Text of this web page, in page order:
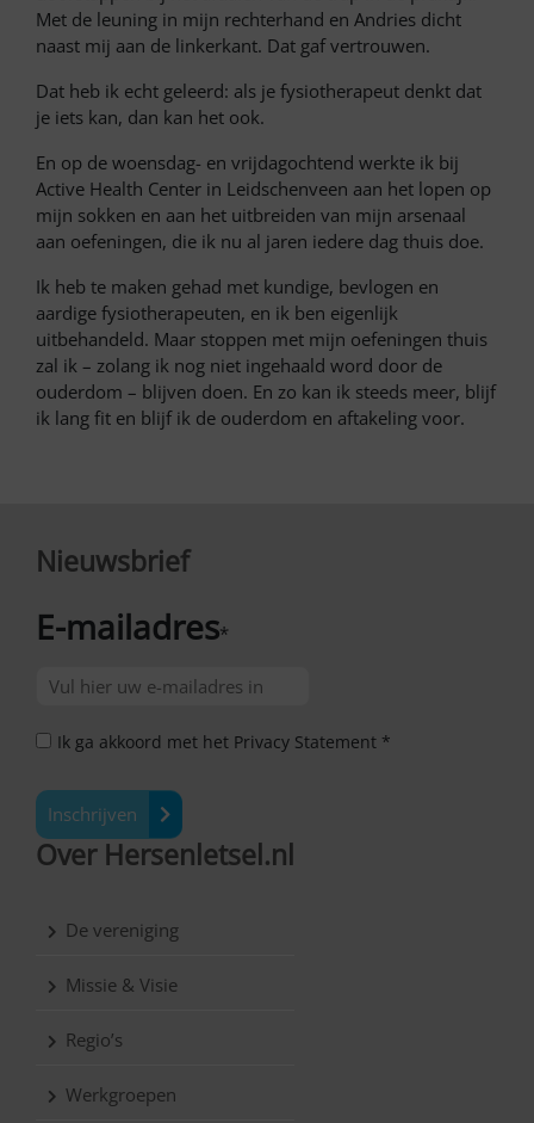
Met de leuning in mijn rechterhand en Andries dicht
naast mij aan de linkerkant. Dat gaf vertrouwen.
Dat heb ik echt geleerd: als je fysiotherapeut denkt dat
je iets kan, dan kan het ook.
En op de woensdag- en vrijdagochtend werkte ik bij
Active Health Center in Leidschenveen aan het lopen op
mijn sokken en aan het uitbreiden van mijn arsenaal
aan oefeningen, die ik nu al jaren iedere dag thuis doe.
Ik heb te maken gehad met kundige, bevlogen en
aardige fysiotherapeuten, en ik ben eigenlijk
uitbehandeld. Maar stoppen met mijn oefeningen thuis
zal ik – zolang ik nog niet ingehaald word door de
ouderdom – blijven doen. En zo kan ik steeds meer, blijf
ik lang fit en blijf ik de ouderdom en aftakeling voor.
Nieuwsbrief
E-mailadres*
Ik ga akkoord met het Privacy Statement *
Inschrijven
Over Hersenletsel.nl
De vereniging
Missie & Visie
Regio’s
Werkgroepen